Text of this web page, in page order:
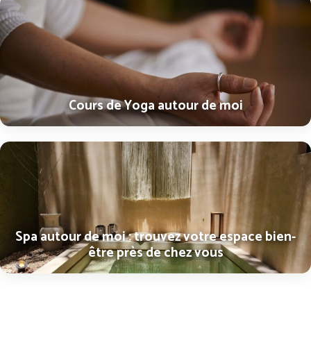
Cours de Yoga autour de moi
Spa autour de moi : trouvez votre espace bien-
être près de chez vous